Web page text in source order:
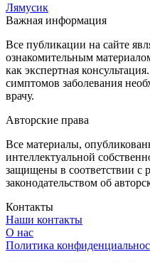
Лямусик
Важная информация
Все публикации на сайте
ознакомительным
как экспертная
симптомов заболевания
врачу.
Авторские права
Все материалы,
интеллектуальной
защищены в соответствии
законодательством об
Контакты
Наши контакты
О нас
Политика